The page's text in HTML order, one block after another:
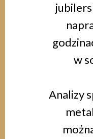
w
Analizy